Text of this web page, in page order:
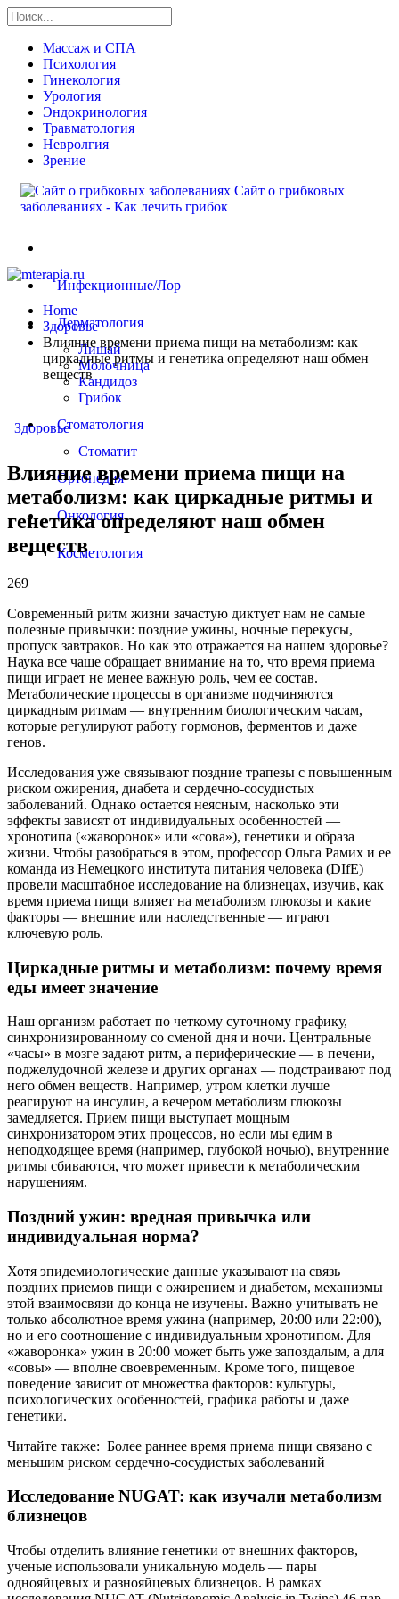
Массаж и СПА
Психология
Гинекология
Урология
Эндокринология
Травматология
Невролгия
Зрение
Сайт о грибковых
заболеваниях - Как лечить грибок
Инфекционные/Лор
Дерматология
Лишай
Молочница
Кандидоз
Грибок
Стоматология
Стоматит
Ортопедия
Онкология
Косметология
Home
Здоровье
Влияние времени приема пищи на метаболизм: как
циркадные ритмы и генетика определяют наш обмен
веществ
Здоровье
Влияние времени приема пищи на
метаболизм: как циркадные ритмы и
генетика определяют наш обмен
веществ
269
Современный ритм жизни зачастую диктует нам не самые
полезные привычки: поздние ужины, ночные перекусы,
пропуск завтраков. Но как это отражается на нашем здоровье?
Наука все чаще обращает внимание на то, что время приема
пищи играет не менее важную роль, чем ее состав.
Метаболические процессы в организме подчиняются
циркадным ритмам — внутренним биологическим часам,
которые регулируют работу гормонов, ферментов и даже
генов.
Исследования уже связывают поздние трапезы с повышенным
риском ожирения, диабета и сердечно-сосудистых
заболеваний. Однако остается неясным, насколько эти
эффекты зависят от индивидуальных особенностей —
хронотипа («жаворонок» или «сова»), генетики и образа
жизни. Чтобы разобраться в этом, профессор Ольга Рамих и ее
команда из Немецкого института питания человека (DIfE)
провели масштабное исследование на близнецах, изучив, как
время приема пищи влияет на метаболизм глюкозы и какие
факторы — внешние или наследственные — играют
ключевую роль.
Циркадные ритмы и метаболизм: почему время
еды имеет значение
Наш организм работает по четкому суточному графику,
синхронизированному со сменой дня и ночи. Центральные
«часы» в мозге задают ритм, а периферические — в печени,
поджелудочной железе и других органах — подстраивают под
него обмен веществ. Например, утром клетки лучше
реагируют на инсулин, а вечером метаболизм глюкозы
замедляется. Прием пищи выступает мощным
синхронизатором этих процессов, но если мы едим в
неподходящее время (например, глубокой ночью), внутренние
ритмы сбиваются, что может привести к метаболическим
нарушениям.
Поздний ужин: вредная привычка или
индивидуальная норма?
Хотя эпидемиологические данные указывают на связь
поздних приемов пищи с ожирением и диабетом, механизмы
этой взаимосвязи до конца не изучены. Важно учитывать не
только абсолютное время ужина (например, 20:00 или 22:00),
но и его соотношение с индивидуальным хронотипом. Для
«жаворонка» ужин в 20:00 может быть уже запоздалым, а для
«совы» — вполне своевременным. Кроме того, пищевое
поведение зависит от множества факторов: культуры,
психологических особенностей, графика работы и даже
генетики.
Читайте также: Более раннее время приема пищи связано с
меньшим риском сердечно-сосудистых заболеваний
Исследование NUGAT: как изучали метаболизм
близнецов
Чтобы отделить влияние генетики от внешних факторов,
ученые использовали уникальную модель — пары
однояйцевых и разнояйцевых близнецов. В рамках